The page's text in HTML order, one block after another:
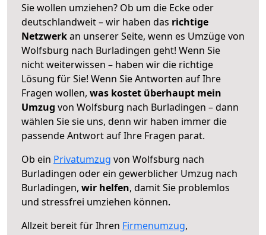
Sie wollen umziehen? Ob um die Ecke oder
deutschlandweit – wir haben das richtige
Netzwerkan unserer Seite, wenn es Umzüge von
Wolfsburg nach Burladingen geht! Wenn Sie
nicht weiterwissen – haben wir die richtige
Lösung für Sie! Wenn Sie Antworten auf Ihre
Fragen wollen, was kostet überhaupt mein
Umzug von Wolfsburg nach Burladingen – dann
wählen Sie sie uns, denn wir haben immer die
passende Antwort auf Ihre Fragen parat.
Ob ein Privatumzug von Wolfsburg nach
Burladingen oder ein gewerblicher Umzug nach
Burladingen, wir helfen, damit Sie problemlos
und stressfrei umziehen können.
Allzeit bereit für Ihren Firmenumzug,